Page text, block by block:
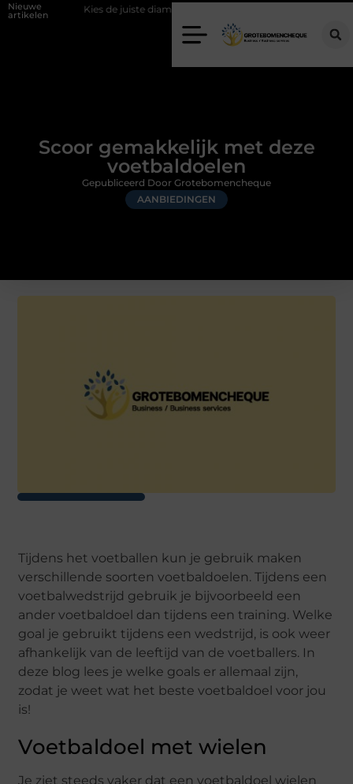
Nieuwe
artikelen
de juiste diamantboor voor uw project
Scoor gemakkelijk met deze
voetbaldoelen
AANBIEDINGEN
Gepubliceerd Door Grotebomencheque
Tijdens het voetballen kun je gebruik maken
verschillende soorten voetbaldoelen. Tijdens een
voetbalwedstrijd gebruik je bijvoorbeeld een
ander voetbaldoel dan tijdens een training. Welke
goal je gebruikt tijdens een wedstrijd, is ook weer
afhankelijk van de leeftijd van de voetballers. In
deze blog lees je welke goals er allemaal zijn,
zodat je weet wat het beste voetbaldoel voor jou
is!
Voetbaldoel met wielen
Je ziet steeds vaker dat een voetbaldoel wielen